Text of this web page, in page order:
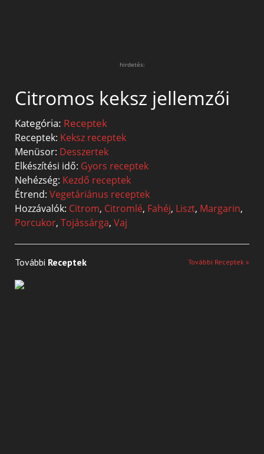
hirdetés:
Citromos keksz jellemzői
Kategória: Receptek
Receptek: Keksz receptek
Menüsor: Desszertek
Elkészítési idő: Gyors receptek
Nehézség: Kezdő receptek
Étrend: Vegetáriánus receptek
Hozzávalók: Citrom, Citromlé, Fahéj, Liszt, Margarin,
Porcukor, Tojássárga, Vaj
További Receptek További Receptek »